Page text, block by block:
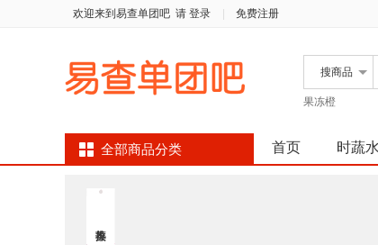
欢迎来到易查单团吧 请 登录 免费注册
搜商品
果冻橙
全部商品分类 首页 时蔬